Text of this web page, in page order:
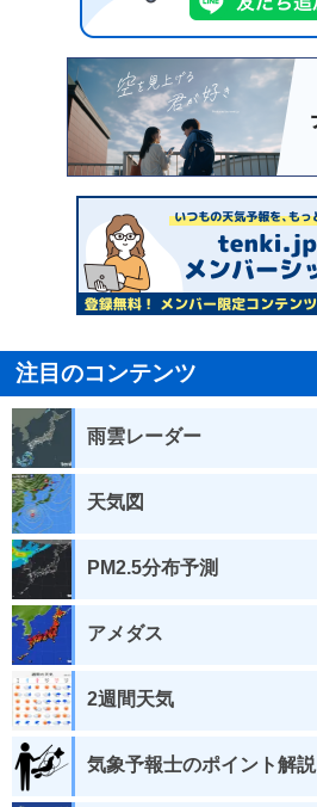
注目のコンテンツ
雨雲レーダー
天気図
PM2.5分布予測
アメダス
2週間天気
気象予報士のポイント解説